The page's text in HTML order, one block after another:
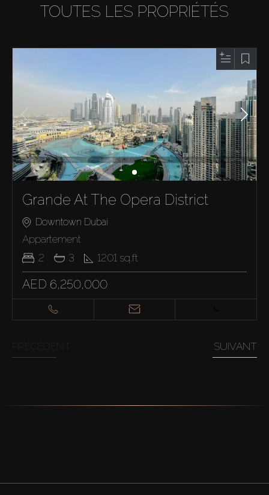
TOUTES LES PROPRIÉTÉS
Grande At The Opera District
Downtown Dubai
Appartement
2
3 1201 sq.ft
AED 6,250,000
SUIVANT